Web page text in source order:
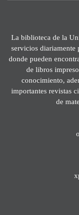
La biblioteca de la
servicios diariamente
donde pueden
de libros
conocimiento,
importantes revistas
de